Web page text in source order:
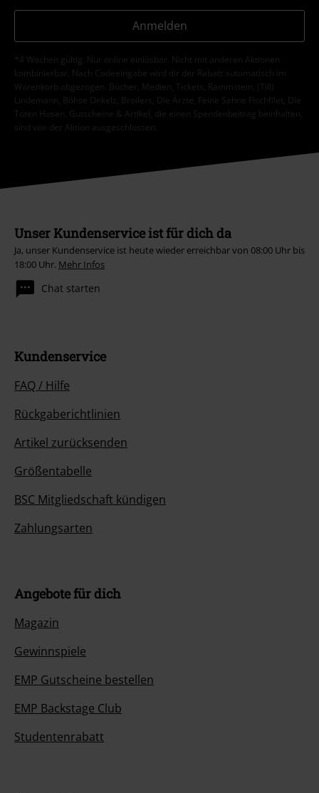
Anmelden
*4 Wochen gültig. Nur online einlösbar. Nicht mit anderen Aktionen
kombinierbar. Nach Codeeingabe wird dir der Rabatt automatisch im
Warenkorb abgezogen. Bücher, Medien, Tickets, Rammstein, (Till)
Lindemann, Böhse Onkelz, Broilers, Die Ärzte, Feine Sahne Fischfilet, Die
Toten Hosen, Gutscheine & Artikel, die einen Spendenbeitrag beinhalten,
sind von der Aktion ausgeschlossen.
Unser Kundenservice ist für dich da
Ja, unser Kundenservice ist heute wieder erreichbar von 08:00 Uhr bis
18:00 Uhr. Mehr Infos
Chat starten
Kundenservice
FAQ / Hilfe
Rückgaberichtlinien
Artikel zurücksenden
Größentabelle
BSC Mitgliedschaft kündigen
Zahlungsarten
Angebote für dich
Magazin
Gewinnspiele
EMP Gutscheine bestellen
EMP Backstage Club
Studentenrabatt